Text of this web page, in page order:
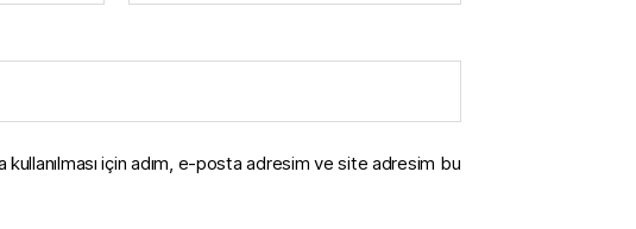
kullanılması için adım, e-posta adresim ve site adresim bu